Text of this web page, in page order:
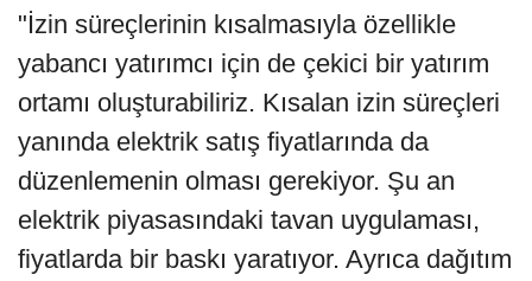
"İzin süreçlerinin kısalmasıyla özellikle
yabancı yatırımcı için de çekici bir yatırım
ortamı oluşturabiliriz. Kısalan izin süreçleri
yanında elektrik satış fiyatlarında da
düzenlemenin olması gerekiyor. Şu an
elektrik piyasasındaki tavan uygulaması,
fiyatlarda bir baskı yaratıyor. Ayrıca dağıtım